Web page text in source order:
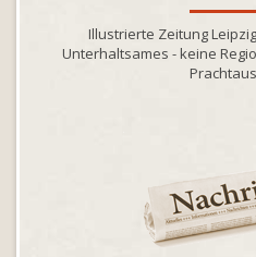
Illustrierte Zeitung
Unterhaltsames - keine